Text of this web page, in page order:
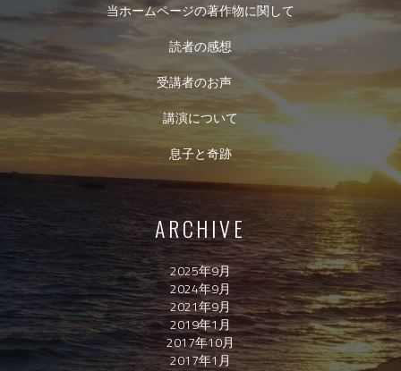
当ホームページの著作物に関して
読者の感想
受講者のお声
講演について
息子と奇跡
ARCHIVE
2025年9月
2024年9月
2021年9月
2019年1月
2017年10月
2017年1月